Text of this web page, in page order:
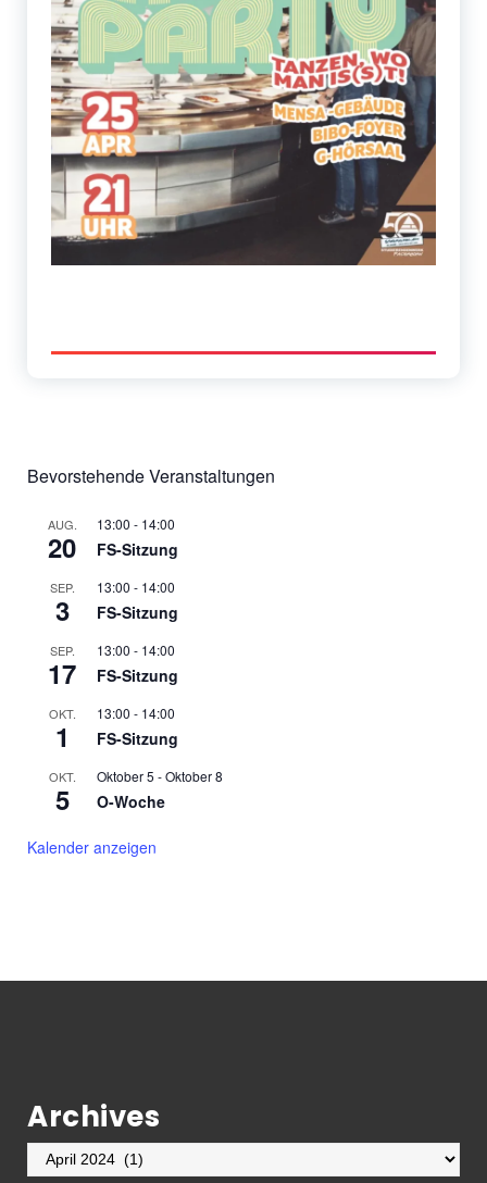
Bevorstehende Veranstaltungen
AUG.
20
13:00 - 14:00
FS-Sitzung
SEP.
3
13:00 - 14:00
FS-Sitzung
SEP.
17
13:00 - 14:00
FS-Sitzung
OKT.
1
13:00 - 14:00
FS-Sitzung
OKT.
5
Oktober 5 -Oktober 8
O-Woche
Kalender anzeigen
Archives
Archives